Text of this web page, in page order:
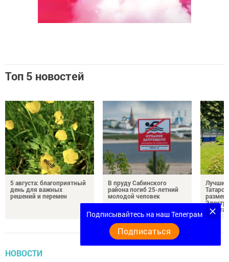
Топ 5 новостей
5 августа: благоприятный
день для важных
решений и перемен
В пруду Сабинского
района погиб 25-летний
молодой человек
Лучших
почета
НОВОСТИ
Подписывайтесь на наш Телеграм
Подписаться